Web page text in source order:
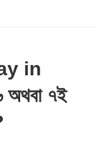
in
অথবা ৭ই